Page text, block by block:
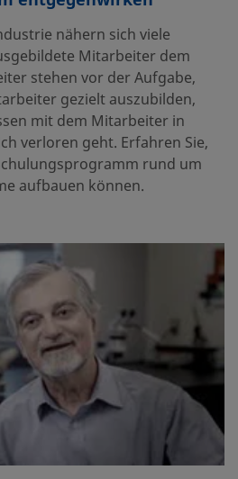
nähern sich viele
Mitarbeiter dem
stehen vor der Aufgabe,
gezielt auszubilden,
mit dem Mitarbeiter in
verloren geht. Erfahren Sie,
rund um
aufbauen können.